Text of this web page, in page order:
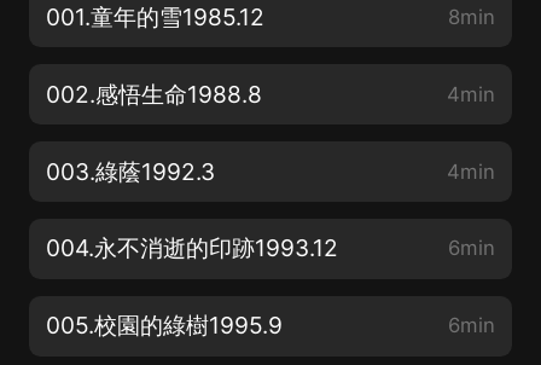
001.童年的雪1985.12 8min
002.感悟生命1988.8 4min
003.綠蔭1992.3 4min
004.永不消逝的印跡1993.12 6min
005.校園的綠樹1995.9 6min